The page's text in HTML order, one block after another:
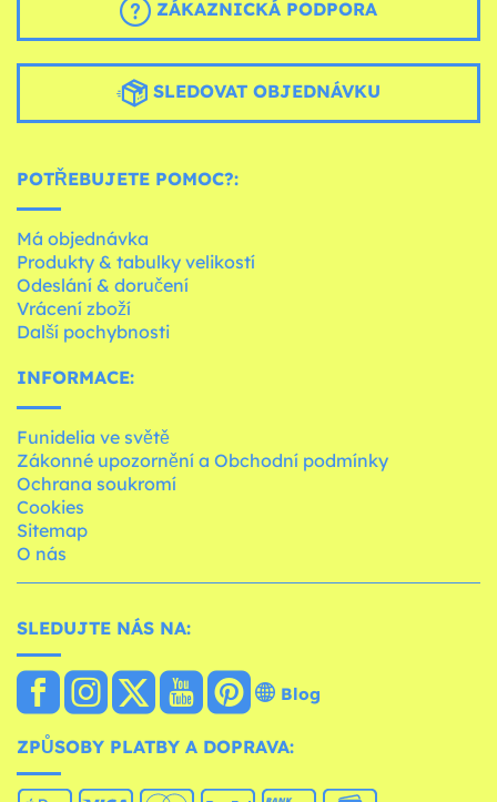
ZÁKAZNICKÁ PODPORA
SLEDOVAT OBJEDNÁVKU
POTŘEBUJETE POMOC?:
Má objednávka
Produkty & tabulky velikostí
Odeslání & doručení
Vrácení zboží
Další pochybnosti
INFORMACE:
Funidelia ve světě
Zákonné upozornění a Obchodní podmínky
Ochrana soukromí
Cookies
Sitemap
O nás
SLEDUJTE NÁS NA:
Blog
ZPŮSOBY PLATBY A DOPRAVA: